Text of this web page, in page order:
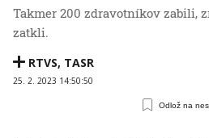
Takmer 200 zdravotníkov zabili,
zatkli.
RTVS, TASR
25. 2. 2023 14:50:50
Odlož na